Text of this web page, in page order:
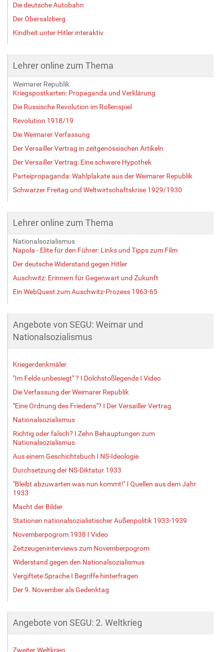
Die deutsche Autobahn
Der Obersalzberg
Kindheit unter Hitler interaktiv
Lehrer online zum Thema
Weimarer Republik
Kriegspostkarten: Propaganda und Verklärung
Die Russische Revolution im Rollenspiel
Revolution 1918/19
Die Weimarer Verfassung
Der Versailler Vertrag in zeitgenössischen Artikeln
Der Versailler Vertrag: Eine schwere Hypothek
Parteipropaganda: Wahlplakate aus der Weimarer Republik
Schwarzer Freitag und Weltwirtschaftskrise 1929/1930
Lehrer online zum Thema
Nationalsozialismus
Napola - Elite für den Führer: Links und Tipps zum Film
Der deutsche Widerstand gegen Hitler
Auschwitz: Erinnern für Gegenwart und Zukunft
Ein WebQuest zum Auschwitz-Prozess 1963-65
Angebote von SEGU: Weimar und
Nationalsozialismus
Kriegerdenkmäler
"Im Felde unbesiegt" ? I Dolchstoßlegende I Video
Die Verfassung der Weimarer Republik
"Eine Ordnung des Friedens"? I Der Versailler Vertrag
Nationalsozialismus
Richtig oder falsch? I Zehn Behauptungen zum
Nationalsozialismus
Aus einem Geschichtsbuch I NS-Ideologie
Durchsetzung der NS-Diktatur 1933
"Bleibt abzuwarten was nun kommt!" I Quellen aus dem Jahr
1933
Macht der Bilder
Stationen nationalsozialistischer Außenpolitik 1933-1939
Novemberpogrom 1938 I Video
Zeitzeugeninterviews zum Novemberpogrom
Widerstand gegen den Nationalsozialismus
Vergiftete Sprache I Begriffe hinterfragen
Der 9. November als Gedenktag
Angebote von SEGU: 2. Weltkrieg
Zweiter Weltkrieg